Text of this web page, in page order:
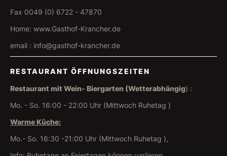
Fax 0049 (0) 6722 - 47870
Home: www.Gasthof-Krancher.de
email : info@gasthof-krancher.de
RESTAURANT ÖFFNUNGSZEITEN
Restaurant mit Wein- Biergarten (Wetterabhängig) :
Mo. - So. 16:00 - 22:00 Uhr (Mittwoch Ruhetag )
Warme Küche:
Mo.- So. 16:30 -21:00 Uhr (Mittwoch Ruhetag ),